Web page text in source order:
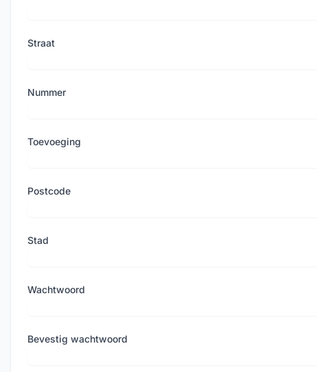
Straat
Nummer
Toevoeging
Postcode
Stad
Wachtwoord
Bevestig wachtwoord